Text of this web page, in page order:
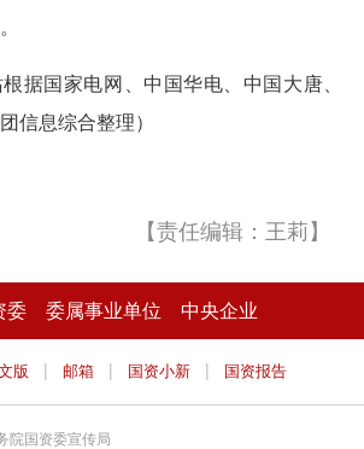
根据国家电网、中国华电、中国大唐、
信息综合整理）
【责任编辑：王莉】
委 委属事业单位 中央企业
版 | 邮箱 | 国资小新 | 国资报告
院国资委宣传局